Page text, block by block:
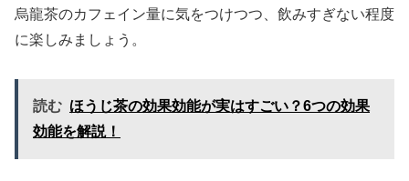
烏龍茶のカフェイン量に気をつけつつ、飲みすぎない程度
に楽しみましょう。
読む ほうじ茶の効果効能が実はすごい？6つの効果
効能を解説！